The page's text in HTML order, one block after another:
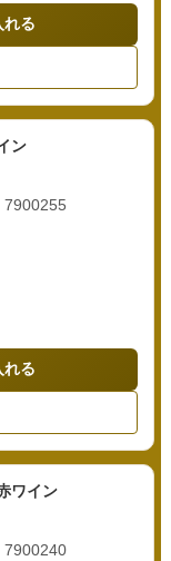
れる
ン
7900255
れる
ワイン
7900240